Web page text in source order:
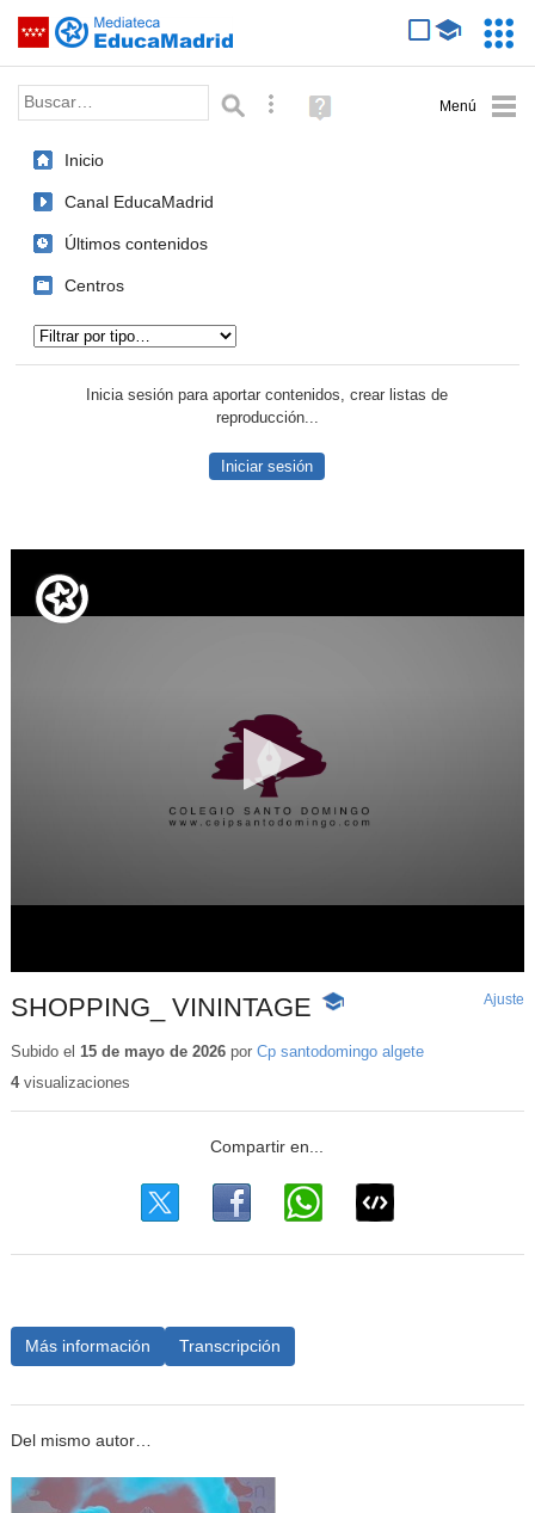
Saltar navegación
Palabra o frase: Búsqueda avanzada
Ayuda
(en
Inicio
Canal EducaMadrid
Últimos contenidos
Centros
Inicia sesión para aportar contenidos, crear listas de
reproducción...
Iniciar sesión
SHOPPING_ VININTAGE
-
educativo
Ajuste
Subido el 15 de mayo de 2026por Cp santodomingo algete
4visualizaciones
Más información Transcripción
Del mismo autor…